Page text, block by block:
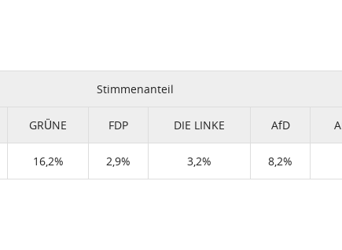
Stimmenanteil
GRÜNE FDP DIE LINKE AfD
16,2% 2,9% 3,2% 8,2%